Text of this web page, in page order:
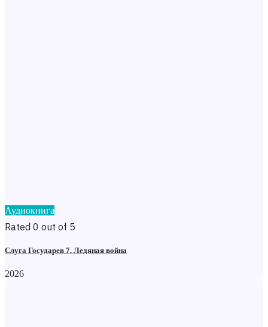
Аудиокнига
Rated 0 out of 5
Слуга Государев 7. Ледяная война
2026